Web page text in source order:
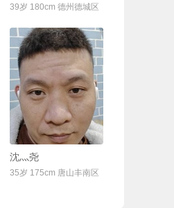
39岁 180cm 德州德城区
沈灬尧
35岁 175cm 唐山丰南区